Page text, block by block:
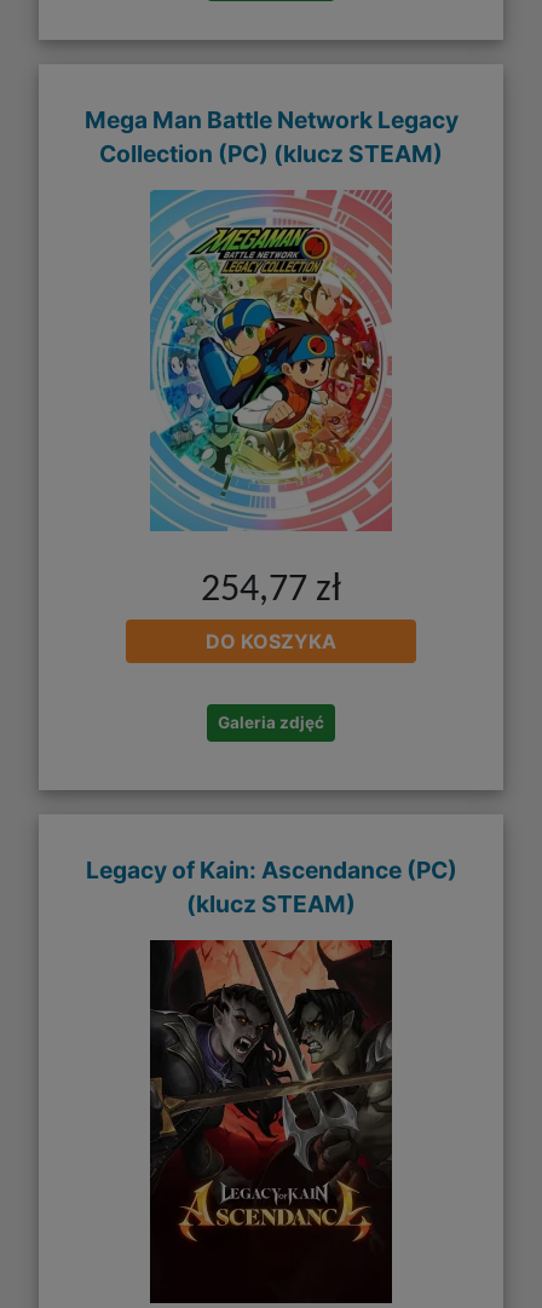
Mega Man Battle Network Legacy
Collection (PC) (klucz STEAM)
254,77 zł
DO KOSZYKA
Galeria zdjęć
Legacy of Kain: Ascendance (PC)
(klucz STEAM)